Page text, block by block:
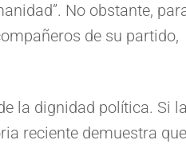
No obstante,
de su partido,
la dignidad política. Si
reciente demuestra que